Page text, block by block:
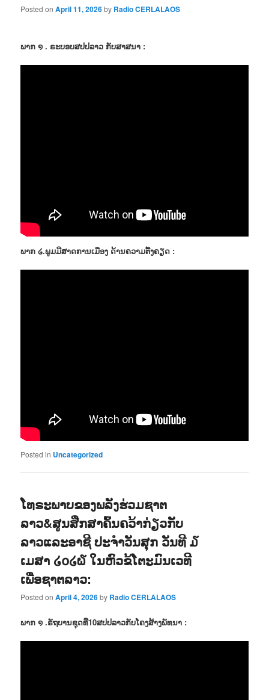
Posted onApril 11, 2026by Radio CERLALAOS
ພາກ ໑ . ຣະບອບສປປລາວ ກັບສາສນາ :
ພາກ ໒.ພູມມີສາດການເມືອງ ດ້ານຄວາມຕື້ງຄຽດ :
Posted in Uncategorized
ໂທຣະພາບຂອງພລັງຮ່ວມຊາຕ
ລາວ&ສູນສືກສາຄົ້ນຄວ້າກ່ຽວກັບ
ລາວແລະອາຊີ ປະຈຳວັນສຸກ ວັນທີ ໓
ເມສາ ໒໐໒໖ ໃນຫົວຂ້ໂຕະມົນເວທີ
ເພື່ອຊາຕລາວ:
Posted onApril 4, 2026by Radio CERLALAOS
ພາກ ໑ .ຣັຖບານຊຸດທີ່10ສປປລາວກັບໂຄງສ້າງພັທນາ :